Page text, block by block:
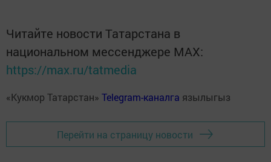
Читайте новости Татарстана в
национальном мессенджере MАХ:
https://max.ru/tatmedia
«Кукмор Татарстан» Telegram-каналга язылыгыз
Перейти на страницу новости